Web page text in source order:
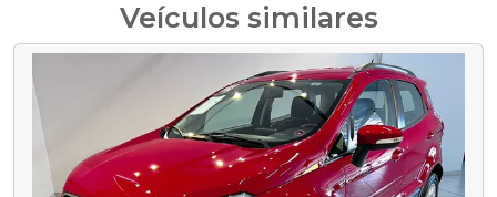
Veículos similares